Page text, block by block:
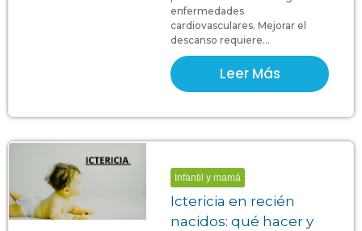
enfermedades
cardiovasculares. Mejorar el
descanso requiere...
Leer Más
Infantil y mamá
Ictericia en recién
nacidos: qué hacer y